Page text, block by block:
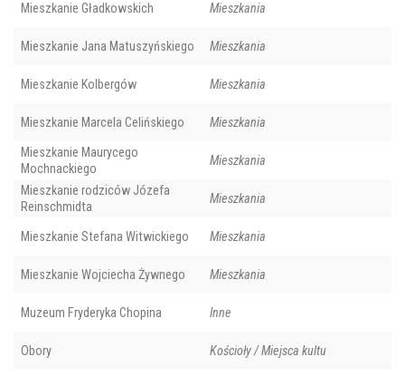
Mieszkanie Gładkowskich Mieszkania
Mieszkanie Jana Matuszyńskiego Mieszkania
Mieszkanie Kolbergów Mieszkania
Mieszkanie Marcela Celińskiego Mieszkania
Mieszkanie Maurycego
Mochnackiego
Mieszkania
Mieszkanie rodziców Józefa
Reinschmidta
Mieszkania
Mieszkanie Stefana Witwickiego Mieszkania
Mieszkanie Wojciecha Żywnego Mieszkania
Muzeum Fryderyka Chopina Inne
Obory Kościoły / Miejsca kultu